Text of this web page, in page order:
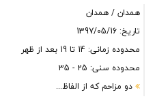
همدان / همدان
تاریخ: 1397/05/16
محدوده زمانی: 14 تا 19 بعد از ظهر
محدوده سنی: 25 - 35
دو مزاحم که از الفاظ...